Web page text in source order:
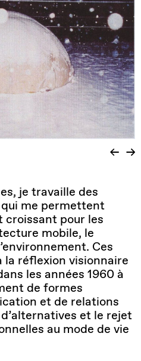
je travaille des
me permettent
croissant pour les
mobile, le
Ces
réflexion visionnaire
les années 1960 à
de formes
et de relations
et le rejet
au mode de vie